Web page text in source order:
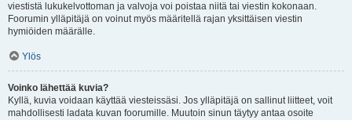
viestistä lukukelvottoman ja valvoja voi poistaa niitä tai viestin kokonaan.
Foorumin ylläpitäjä on voinut myös määritellä rajan yksittäisen viestin
hymiöiden määrälle.
Ylös
Voinko lähettää kuvia?
Kyllä, kuvia voidaan käyttää viesteissäsi. Jos ylläpitäjä on sallinut liitteet, voit
mahdollisesti ladata kuvan foorumille. Muutoin sinun täytyy antaa osoite